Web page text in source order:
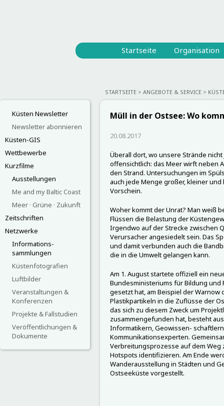
Startseite Organisation
STARTSEITE ANGEBOTE & SERVICE
Küsten Newsletter
Newsletter abonnieren
Küsten-GIS
Wettbewerbe
Kurzfilme
Ausstellungen
Me and my Baltic Coast
Meer · Grüne · Zukunft
Zeitschriften
Netzwerke
Informations-
sammlungen
Küstenfotografien
Luftbilder
Veranstaltungen &
Konferenzen
Projekte & Fallstudien
Veröffentlichungen &
Dokumente
Müll in der Ostsee: Wo
20.08.2017
Überall dort, wo unsere Strände
offensichtlich: das Meer wirft neben
den Strand. Untersuchungen im
auch jede Menge großer, kleiner
Vorschein.
Woher kommt der Unrat? Man weiß
Flüssen die Belastung der
Irgendwo auf der Strecke zwischen
Verursacher angesiedelt sein. Das
und damit verbunden auch die
die in die Umwelt gelangen kann.
Am 1. August startete offiziell ein
Bundesministeriums für Bildung und
gesetzt hat, am Beispiel der
Plastikpartikeln in die Zuflüsse der
das sich zu diesem Zweck um
zusammengefunden hat, besteht
Informatikern, Geowissen-
Kommunikationsexperten.
Verbreitungsprozesse auf dem
Hotspots identifizieren. Am Ende
Wanderausstellung in Städten und
Ostseeküste vorgestellt.